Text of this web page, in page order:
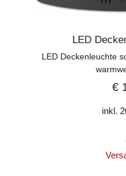
LED
LED Deckenleuchte
€
inkl.